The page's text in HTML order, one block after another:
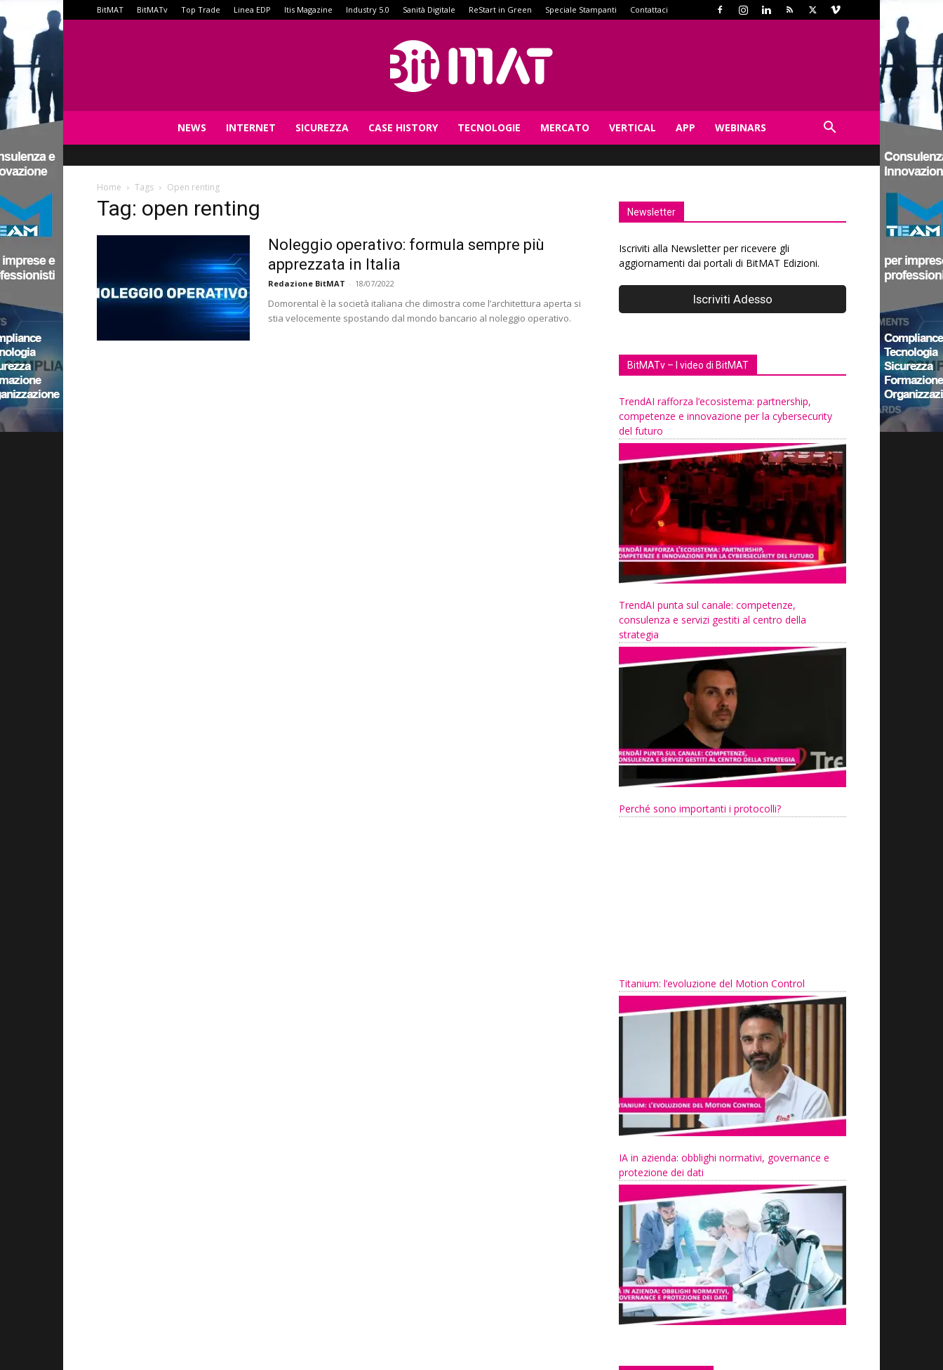
BitMAT BitMATv Top Trade Linea EDP Itis Magazine Industry 5.0 Sanità Digitale ReStart in Green Speciale Stampanti Contattaci
NEWS INTERNET SICUREZZA CASE HISTORY TECNOLOGIE MERCATO VERTICAL APP WEBINARS
Home Tags Open renting
Tag: open renting
Noleggio operativo: formula sempre più
apprezzata in Italia
Redazione BitMAT - 18/07/2022
Domorental è la società italiana che dimostra come l’architettura aperta si
stia velocemente spostando dal mondo bancario al noleggio operativo.
Newsletter
Iscriviti alla Newsletter per ricevere gli
aggiornamenti dai portali di BitMAT Edizioni.
BitMATv – I video di BitMAT
TrendAI rafforza l’ecosistema: partnership,
competenze e innovazione per la cybersecurity
del futuro
TrendAI punta sul canale: competenze,
consulenza e servizi gestiti al centro della
strategia
Perché sono importanti i protocolli?
Titanium: l’evoluzione del Motion Control
IA in azienda: obblighi normativi, governance e
protezione dei dati